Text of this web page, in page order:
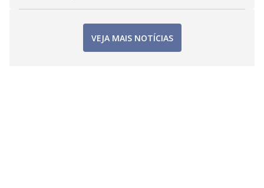
VEJA MAIS NOTÍCIAS